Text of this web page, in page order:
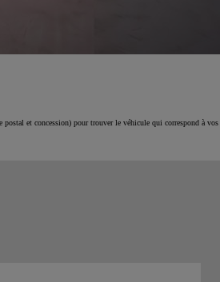
et concession) pour trouver le véhicule qui correspond à vos